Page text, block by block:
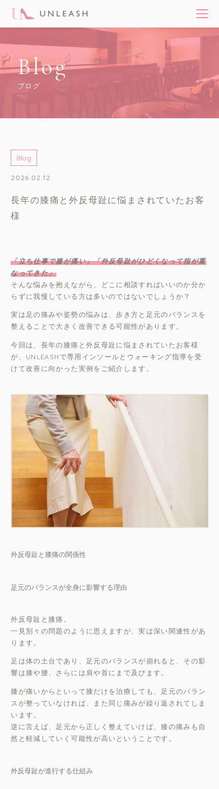
Blog
ブログ
Blog
2026.02.12
長年の膝痛と外反母趾に悩まされていたお客
様
「立ち仕事で膝が痛い」「外反母趾がひどくなって指が重
なってきた」
そんな悩みを抱えながら、どこに相談すればいいのか分か
らずに我慢している方は多いのではないでしょうか？
実は足の痛みや姿勢の悩みは、歩き方と足元のバランスを
整えることで大きく改善できる可能性があります。
今回は、長年の膝痛と外反母趾に悩まされていたお客様
が、UNLEASHで専用インソールとウォーキング指導を受
けて改善に向かった実例をご紹介します。
外反母趾と膝痛の関係性
足元のバランスが全身に影響する理由
外反母趾と膝痛。
一見別々の問題のように思えますが、実は深い関連性があ
ります。
足は体の土台であり、足元のバランスが崩れると、その影
響は膝や腰、さらには肩や首にまで及びます。
膝が痛いからといって膝だけを治療しても、足元のバラン
スが整っていなければ、また同じ痛みが繰り返されてしま
います。
逆に言えば、足元から正しく整えていけば、膝の痛みも自
然と軽減していく可能性が高いということです。
外反母趾が進行する仕組み